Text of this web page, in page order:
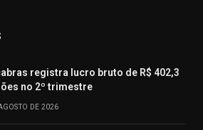
registra lucro bruto de R$ 402,3
no 2º trimestre
DE 2026